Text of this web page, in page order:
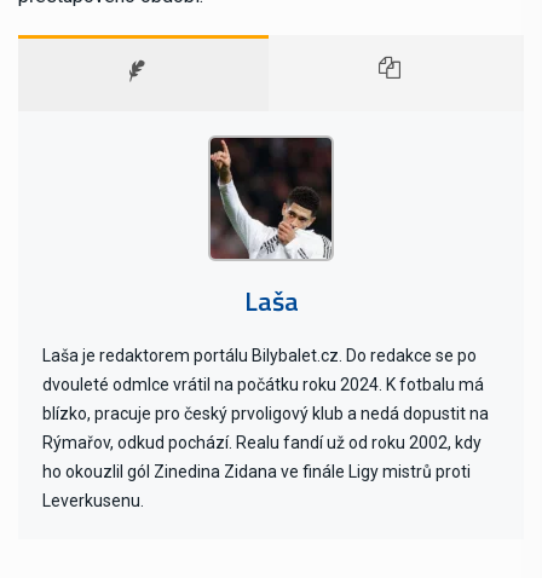
Laša
Laša je redaktorem portálu Bilybalet.cz. Do redakce se po
dvouleté odmlce vrátil na počátku roku 2024. K fotbalu má
blízko, pracuje pro český prvoligový klub a nedá dopustit na
Rýmařov, odkud pochází. Realu fandí už od roku 2002, kdy
ho okouzlil gól Zinedina Zidana ve finále Ligy mistrů proti
Leverkusenu.